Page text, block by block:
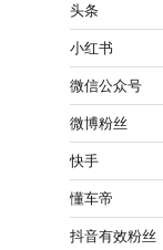
头条
小红书
微信公众号
微博粉丝
快手
懂车帝
抖音有效粉丝